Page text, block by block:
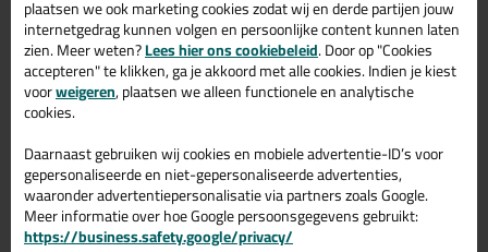
gebaseerd op1review
Prima band plakt goed.
Geschreven door André op 12 oktober 2023
Ook een review schrijven?
Schrijf hier je review over PE beglazingsband ZA super 4x9mm
pakje 100m >
plaatsen we ook marketing cookies zodat wij en derde partijen jouw
internetgedrag kunnen volgen en persoonlijke content kunnen laten
zien. Meer weten?Lees hier ons cookiebeleid. Door op "Cookies
accepteren" te klikken, ga je akkoord met alle cookies. Indien je kiest
voorweigeren, plaatsen we alleen functionele en analytische
cookies.
Daarnaast gebruiken wij cookies en mobiele advertentie-ID’s voor
gepersonaliseerde en niet-gepersonaliseerde advertenties,
waaronder advertentiepersonalisatie via partners zoals Google.
Meer informatie over hoe Google persoonsgegevens gebruikt:
https://business.safety.google/privacy/